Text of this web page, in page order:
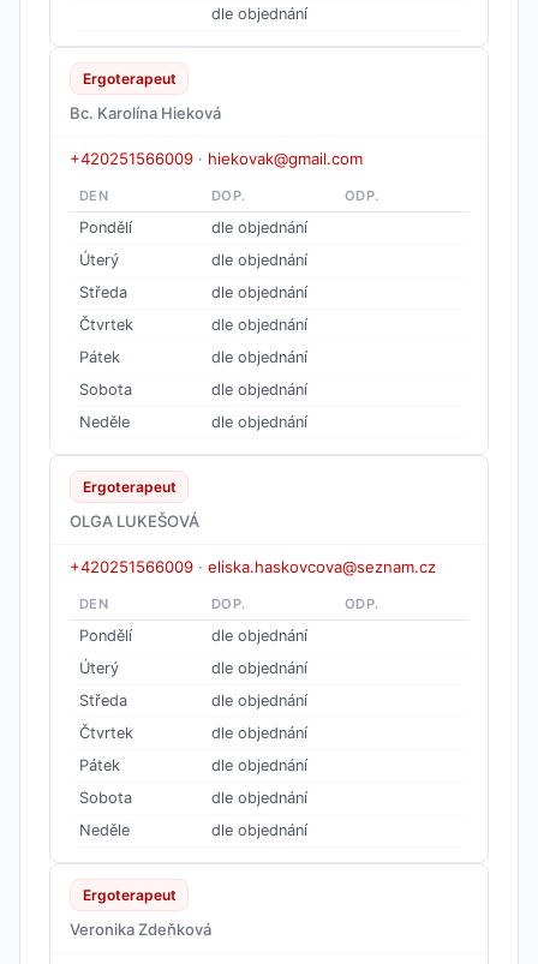
dle objednání
Ergoterapeut
Bc. Karolína Hieková
+420251566009 · hiekovak@gmail.com
DEN DOP. ODP.
Pondělí
dle objednání
Úterý
dle objednání
Středa
dle objednání
Čtvrtek
dle objednání
Pátek
dle objednání
Sobota
dle objednání
Neděle
dle objednání
Ergoterapeut
OLGA LUKEŠOVÁ
+420251566009 · eliska.haskovcova@seznam.cz
DEN DOP. ODP.
Pondělí
dle objednání
Úterý
dle objednání
Středa
dle objednání
Čtvrtek
dle objednání
Pátek
dle objednání
Sobota
dle objednání
Neděle
dle objednání
Ergoterapeut
Veronika Zdeňková